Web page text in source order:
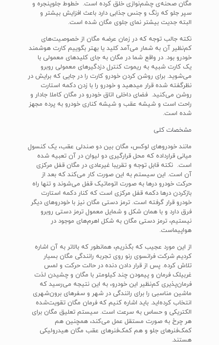
مگان صحنه‌ی چشم‌نوازی خلق کرده است. خطوط جلوپنجره و
سپر جلو که رنگ و جنس جذابی دارد باعث افزایش بیشتر و
البته جدیت بیشتر نمای جلوی مگان شده است.
نکته جالب توجه که در زمان عرضه مگان از خصوصیت‌های
کم‌نظیر آن به شمار می‌آمد کلید یا بهتر بگوییم کارت هوشمند
خودرو بود. در واقع شما در مگان به جای کلیدهای معمولی با
یک کارت شبیه به ریموت کنترل دزدگیرهای معمولی روبرو
می‌شوید. برای روشن کردن خودرو کارت را در جایی که برایش در
نظرگفته شده قرار می‎دهید و خودرو را با زدن دکمه استارت
روشن می‌کنید. فضای داخلی اتاق خودرو در مگان کاملا جادار و
راحت است و شیشه‌ عقب و شیشه کناری خودرو به پرده مجهز
شده است.
مشخصات کلی
مانند خودروهای لوکس، مگان بین دو صندلی عقب، یک کنسول
میانی قرارداده که محل قرارگیری دو لیوان در آن تعبیه شده
است. نکته قابل توجه و تقریبا غیرعادی در مگان قفل مرکزی
آن است. این سیستم به این صورت کار می‌کند که بعد از
حرکت خودرو درها به صورت اتوماتیک قفل می‌شوند و تنها راه
بازکردن درها دکمه قفل مرکزی است که کنار دکمه استارت
خودرو قرار گرفته است. ترمز دستی مگان نیز با خودروهای دیگر
فرق دارد و با همان شکل و شمایل معمول ترمز دستی روبرو
نیستیم، ترمز دستی مگان به شکل اهرم‌های موجود در
هواپیماست.
از این مورد عجیب که بگذریم، همانطور که بالاتر به آن اشاره
کردیم شرکت فرانسوی رنو روی تجربه رانندگی مگان بسیار
تلاش کرده. پس از قرار دادن دنده در حالت حرکت و لمس
غربیلک فرمان و پیمودن چند کیلومتر با مگان و چشیدن لذت
فرمان‌پذیری کم‌نظیر این خودرو، به این نتیجه می‌رسید که
ماشین مناسبی را برای رانندگی در شهر و سفرهای برون‌شهری
انتخاب کرده‌اید. باید اشاره کنیم که فرمان مگان تقویت‌شده
الکتریکی و حساس به سرعت است. سیستم تعلیق مگان برای
هر چرخ به صورت مستقل عمل می‌کند، همچنین هم
کمک‌فنرهای جلو و هم کمک‌فنرهای عقب مگان هیدرولیکی
هستند.